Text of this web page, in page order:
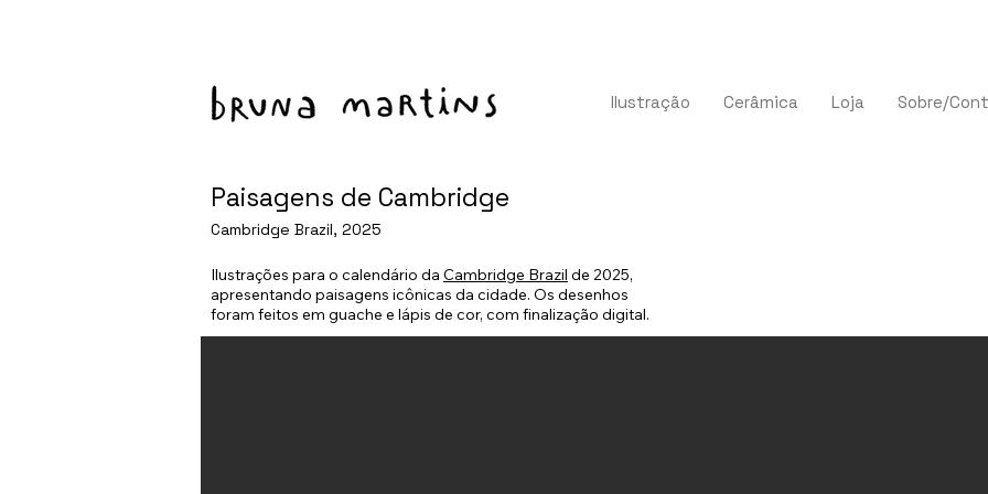
Ilustração Cerâmica Loja Sobre/
Paisagens de Cambridge
Cambridge Brazil, 2025
Ilustrações para o calendário da Cambridge Brazil de 2025,
apresentando paisagens icônicas da cidade. Os desenhos
foram feitos em guache e lápis de cor, com finalização digital.